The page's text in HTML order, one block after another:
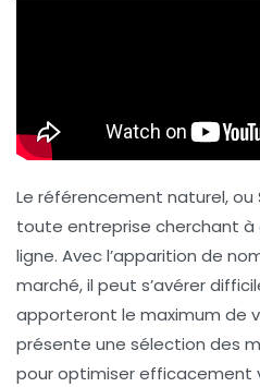
Le référencement naturel, ou
toute entreprise cherchant à
ligne. Avec l’apparition de
marché, il peut s’avérer
apporteront le maximum de
présente une sélection des
pour optimiser efficacement